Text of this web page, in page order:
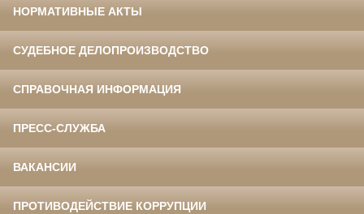
НОРМАТИВНЫЕ АКТЫ
СУДЕБНОЕ ДЕЛОПРОИЗВОДСТВО
СПРАВОЧНАЯ ИНФОРМАЦИЯ
ПРЕСС-СЛУЖБА
ВАКАНСИИ
ПРОТИВОДЕЙСТВИЕ КОРРУПЦИИ